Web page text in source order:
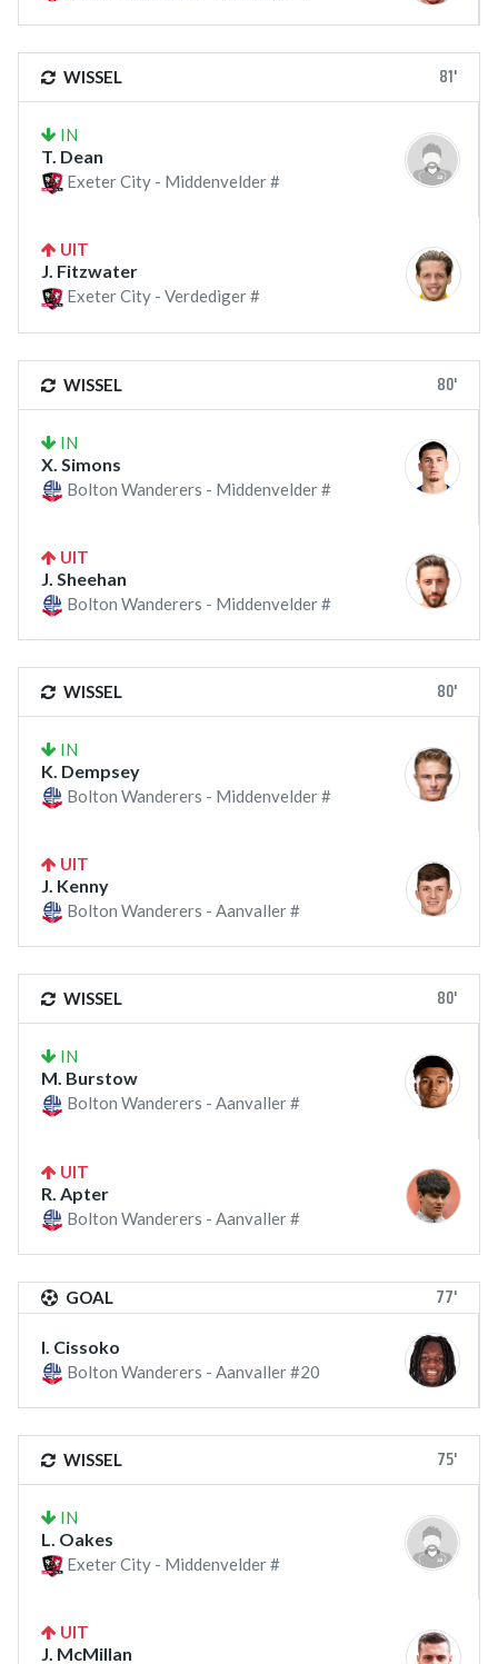
WISSEL 81'
IN
T. Dean
Exeter City - Middenvelder #
UIT
J. Fitzwater
Exeter City - Verdediger #
WISSEL 80'
IN
X. Simons
Bolton Wanderers - Middenvelder #
UIT
J. Sheehan
Bolton Wanderers - Middenvelder #
WISSEL 80'
IN
K. Dempsey
Bolton Wanderers - Middenvelder #
UIT
J. Kenny
Bolton Wanderers - Aanvaller #
WISSEL 80'
IN
M. Burstow
Bolton Wanderers - Aanvaller #
UIT
R. Apter
Bolton Wanderers - Aanvaller #
GOAL 77'
I. Cissoko
Bolton Wanderers - Aanvaller #20
WISSEL 75'
IN
L. Oakes
Exeter City - Middenvelder #
UIT
J. McMillan